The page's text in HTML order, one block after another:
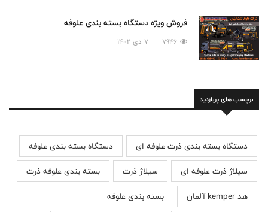
فروش ویژه دستگاه بسته بندی علوفه
7946 7 دی 1402
برچسب های پربازدید
دستگاه بسته بندی ذرت علوفه ای
دستگاه بسته بندی علوفه
سیلاژ ذرت علوفه ای
سیلاژ ذرت
بسته بندی علوفه ذرت
هد kemper آلمان
بسته بندی علوفه